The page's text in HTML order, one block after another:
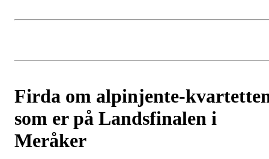
Firda om alpinjente-
som er på Landsfinalen i
Meråker